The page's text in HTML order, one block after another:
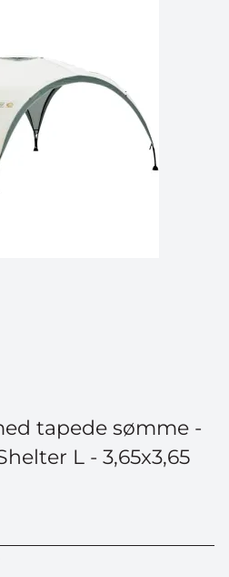
tapede sømme -
L - 3,65x3,65